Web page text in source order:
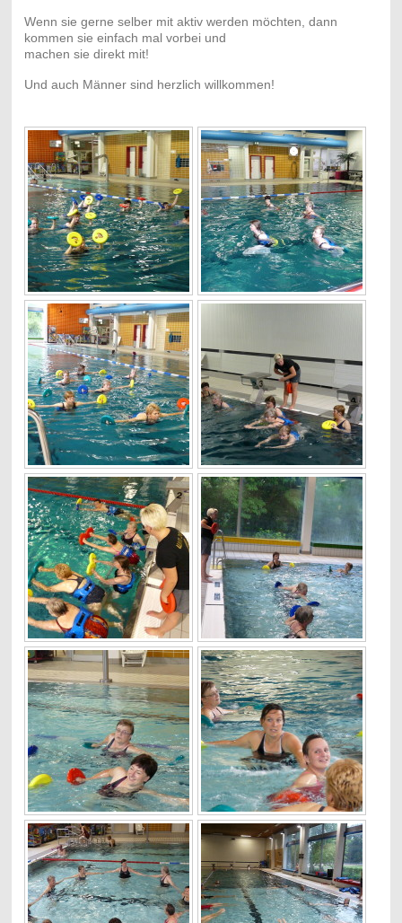
Wenn sie gerne selber mit aktiv werden möchten, dann
kommen sie einfach mal vorbei und
machen sie direkt mit!
Und auch Männer sind herzlich willkommen!